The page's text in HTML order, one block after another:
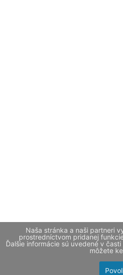
Naša stránka a naši partneri
prostredníctvom pridanej
Ďalšie informácie sú uvedené v
môžete